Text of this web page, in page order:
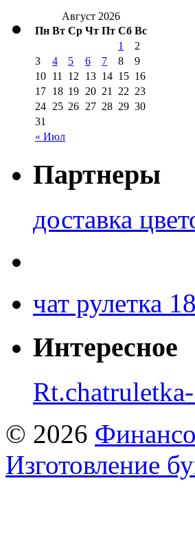
Август 2026
Пн Вт Ср Чт Пт Сб Вс
« Июл
1
2
3
4 5 6 7 8
9
10 11 12 13 14 15 16
17 18 19 20 21 22 23
24 25 26 27 28 29 30
31
Партнеры
доставка
чат рулетка
Интересное
© 2026
Изготовление